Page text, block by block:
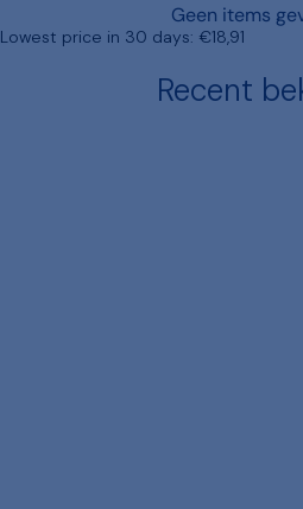
Geen items
Lowest price in 30 days: €18,91
Recent